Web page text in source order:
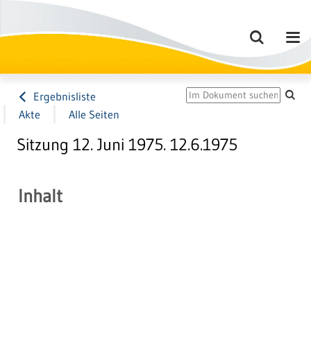
Ergebnisliste
Akte
Alle Seiten
Sitzung 12. Juni 1975. 12.6.1975
Inhalt